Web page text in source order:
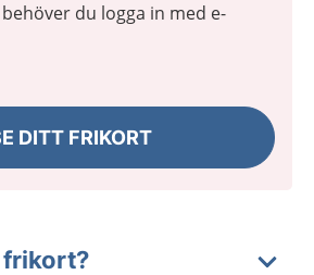
du logga in med e-
DITT FRIKORT
frikort?